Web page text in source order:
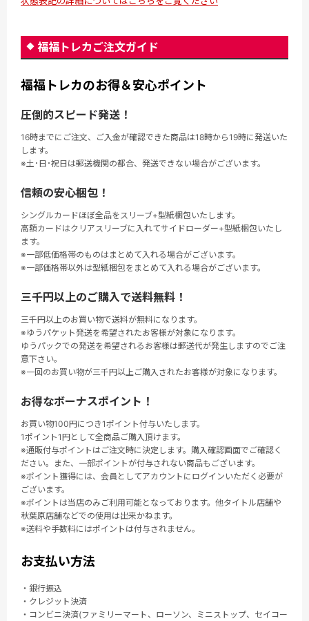
福福トレカご注文ガイド
福福トレカのお得＆安心ポイント
圧倒的スピード発送！
16時までにご注文、ご入金が確認できた商品は18時から19時に発送いた
します。
※土･日･祝日は郵送機関の都合、発送できない場合がございます。
信頼の安心梱包！
シングルカードほぼ全品をスリーブ+型紙梱包いたします。
高額カードはクリアスリーブに入れてサイドローダー+型紙梱包いたし
ます。
※一部低価格帯のものはまとめて入れる場合がございます。
※一部価格帯以外は型紙梱包をまとめて入れる場合がございます。
三千円以上のご購入で送料無料！
三千円以上のお買い物で送料が無料になります。
※ゆうパケット発送を希望されたお客様が対象になります。
ゆうパックでの発送を希望されるお客様は郵送代が発生しますのでご注
意下さい。
※一回のお買い物が三千円以上ご購入されたお客様が対象になります。
お得なボーナスポイント！
お買い物100円につき1ポイント付与いたします。
1ポイント1円として全商品ご購入頂けます。
※通販付与ポイントはご注文時に決定します。購入確認画面でご確認く
ださい。また、一部ポイントが付与されない商品もございます。
※ポイント獲得には、会員としてアカウントにログインいただく必要が
ございます。
※ポイントは当店のみご利用可能となっております。他タイトル店舗や
秋葉原店舗などでの使用は出来かねます。
※送料や手数料にはポイントは付与されません。
お支払い方法
・銀行振込
・クレジット決済
・コンビニ決済(ファミリーマート、ローソン、ミニストップ、セイコー